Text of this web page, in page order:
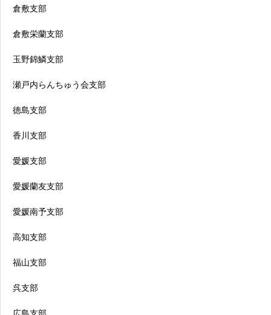
倉敷支部
倉敷栄蘭支部
玉野錦鱗支部
瀬戸内らんちゅう会支部
徳島支部
香川支部
愛媛支部
愛媛蘭友支部
愛媛南予支部
高知支部
福山支部
呉支部